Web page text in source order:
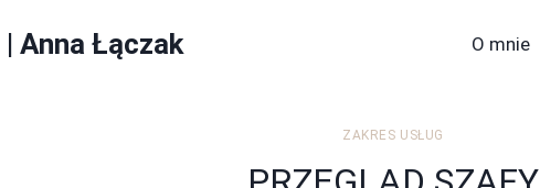
Anna Łączak O mnie
ZAKRES USŁUG